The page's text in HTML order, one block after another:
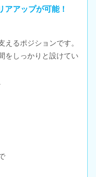
アアップが可能！
るポジションです。
をしっかりと設けてい